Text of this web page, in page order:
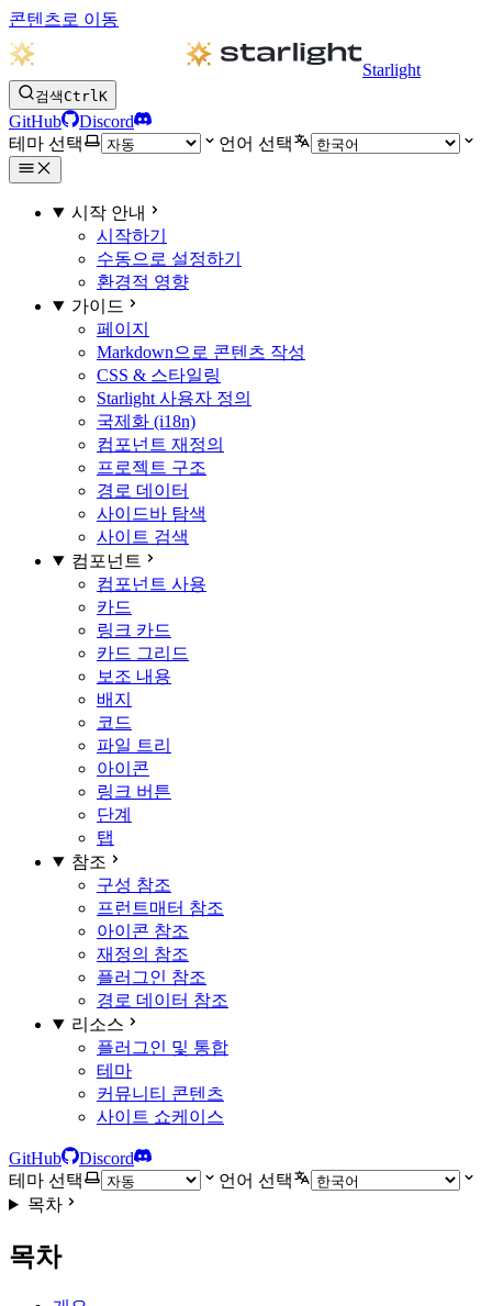
콘텐츠로 이동
Starlight
검색CtrlK
GitHub
Discord
테마 선택
언어 선택
시작 안내
시작하기
수동으로 설정하기
환경적 영향
가이드
페이지
Markdown으로 콘텐츠 작성
CSS & 스타일링
Starlight 사용자 정의
국제화 (i18n)
컴포넌트 재정의
프로젝트 구조
경로 데이터
사이드바 탐색
사이트 검색
컴포넌트
컴포넌트 사용
카드
링크 카드
카드 그리드
보조 내용
배지
코드
파일 트리
아이콘
링크 버튼
단계
탭
참조
구성 참조
프런트매터 참조
아이콘 참조
재정의 참조
플러그인 참조
경로 데이터 참조
리소스
플러그인 및 통합
테마
커뮤니티 콘텐츠
사이트 쇼케이스
GitHub
Discord
테마 선택
언어 선택
목차
목차